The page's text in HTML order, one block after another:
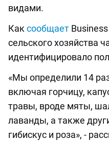
видами.
Каксообщает
сельского хозяйства
идентифицировало
«Мы определили 14
включая горчицу,
травы, вроде мяты,
лаванды, а также
гибискус и роза», -